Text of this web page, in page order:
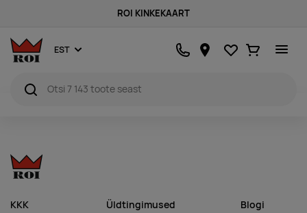
ROI KINKEKAART
EST Lemmikud
Ostukorv
KKK
Üldtingimused
Blogi